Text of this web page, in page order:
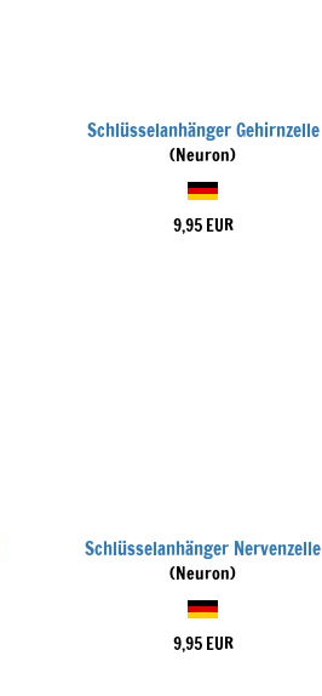
Schlüsselanhänger Gehirnzelle
(Neuron)
9,95 EUR
Schlüsselanhänger Nervenzelle
(Neuron)
9,95 EUR